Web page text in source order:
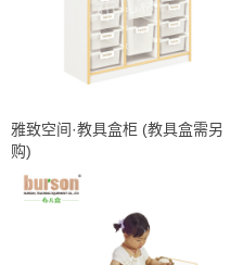
雅致空间·教具盒柜 (教具盒需另
购)